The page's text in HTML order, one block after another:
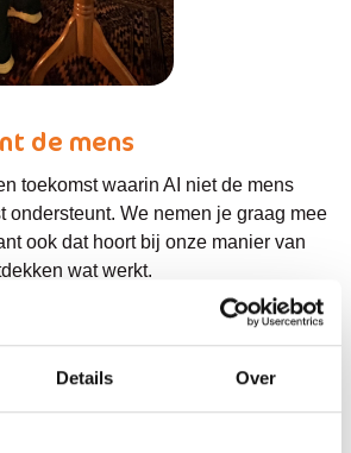
Details Over
de mens
toekomst waarin AI niet de mens
ondersteunt. We nemen je graag mee
ook dat hoort bij onze manier van
wat werkt.